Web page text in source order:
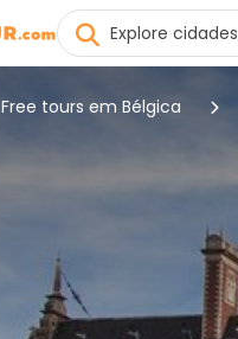
Free tours em Bélgica